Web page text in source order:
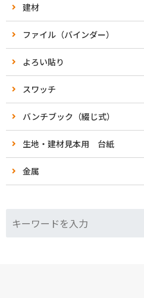
建材
ファイル（バインダー）
よろい貼り
スワッチ
バンチブック（綴じ式）
生地・建材見本用 台紙
金属